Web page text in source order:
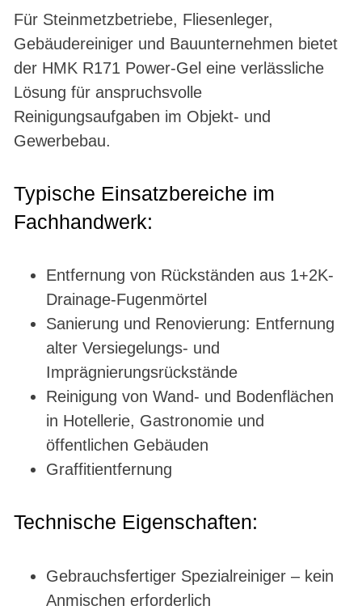
Für Steinmetzbetriebe, Fliesenleger,
Gebäudereiniger und Bauunternehmen bietet
der HMK R171 Power-Gel eine verlässliche
Lösung für anspruchsvolle
Reinigungsaufgaben im Objekt- und
Gewerbebau.
Typische Einsatzbereiche im
Fachhandwerk:
Entfernung von Rückständen aus 1+2K-
Drainage-Fugenmörtel
Sanierung und Renovierung: Entfernung
alter Versiegelungs- und
Imprägnierungsrückstände
Reinigung von Wand- und Bodenflächen
in Hotellerie, Gastronomie und
öffentlichen Gebäuden
Graffitientfernung
Technische Eigenschaften:
Gebrauchsfertiger Spezialreiniger – kein
Anmischen erforderlich